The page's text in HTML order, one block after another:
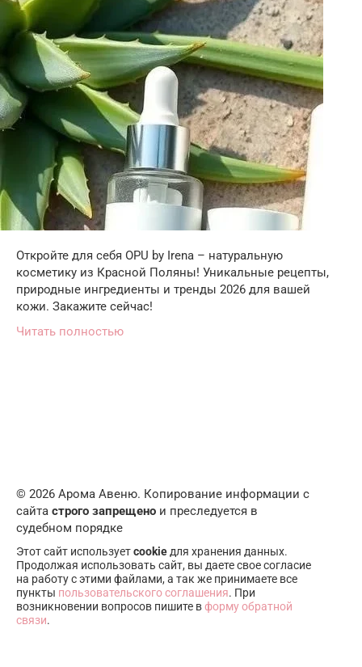
Откройте для себя OPU by Irena – натуральную
косметику из Красной Поляны! Уникальные рецепты,
природные ингредиенты и тренды 2026 для вашей
кожи. Закажите сейчас!
Читать полностью
© 2026 Арома Авеню. Копирование информации с
сайта строго запрещено и преследуется в
судебном порядке
Этот сайт используетcookie для хранения данных.
Продолжая использовать сайт, вы даете свое согласие
на работу с этими файлами, а так же принимаете все
пункты пользовательского соглашения. При
возникновении вопросов пишите вформу обратной
связи.